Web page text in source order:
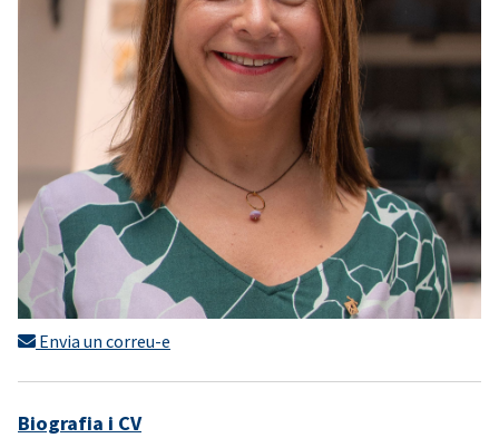
Envia un correu-e
Biografia i CV